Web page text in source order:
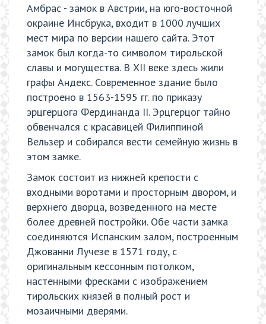
Амбрас - замок в Австрии, на юго-восточной
окраине Инсбрука, входит в 1000 лучших
мест мира по версии нашего сайта. Этот
замок был когда-то символом тирольской
славы и могущества. В XII веке здесь жили
графы Андекс. Современное здание было
построено в 1563-1595 гг. по приказу
эрцгерцога Фердинанда II. Эрцгерцог тайно
обвенчался с красавицей Филиппиной
Вельзер и собирался вести семейную жизнь в
этом замке.
Замок состоит из нижней крепости с
входными воротами и просторным двором, и
верхнего дворца, возведенного на месте
более древней постройки. Обе части замка
соединяются Испанским залом, построенным
Джованни Лучезе в 1571 году, с
оригинальным кессонным потолком,
настенными фресками с изображением
тирольских князей в полный рост и
мозаичными дверями.